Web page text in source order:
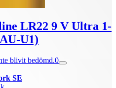
LR22 9 V Ultra 1-
U1)
blivit bedömd.0
SE